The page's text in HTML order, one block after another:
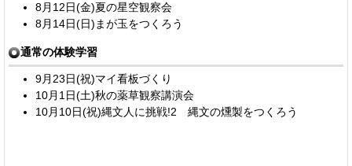
8月12日(金)夏の星空観察会
8月14日(日)まが玉をつくろう
通常の体験学習
9月23日(祝)マイ看板づくり
10月1日(土)秋の薬草観察講演会
10月10日(祝)縄文人に挑戦!2 縄文の燻製をつくろう